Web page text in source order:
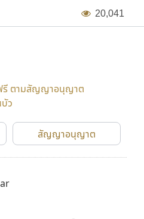
20,041
รี ตามสัญญาอนุญาต
ว
สัญญาอนุญาต